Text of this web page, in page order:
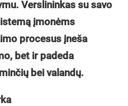
Verslininkas su savo
įmonėms
procesus įneša
bet ir padeda
bei valandų.